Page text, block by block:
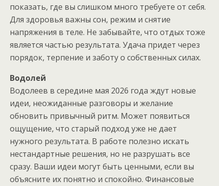
показать, где вы слишком много требуете от себя.
Для здоровья важны сон, режим и снятие
напряжения в теле. Не забывайте, что отдых тоже
является частью результата. Удача придет через
порядок, терпение и заботу о собственных силах.
Водолей
Водолеев в середине мая 2026 года ждут новые
идеи, неожиданные разговоры и желание
обновить привычный ритм. Может появиться
ощущение, что старый подход уже не дает
нужного результата. В работе полезно искать
нестандартные решения, но не разрушать все
сразу. Ваши идеи могут быть ценными, если вы
объясните их понятно и спокойно. Финансовые